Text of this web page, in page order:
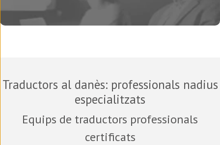
Traductors al danès: professionals nadius
especialitzats
Equips de traductors professionals
certificats